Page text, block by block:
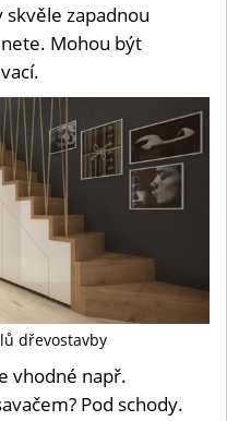
zapadnou
Mohou být
dřevostavby
vhodné např.
Pod schody.